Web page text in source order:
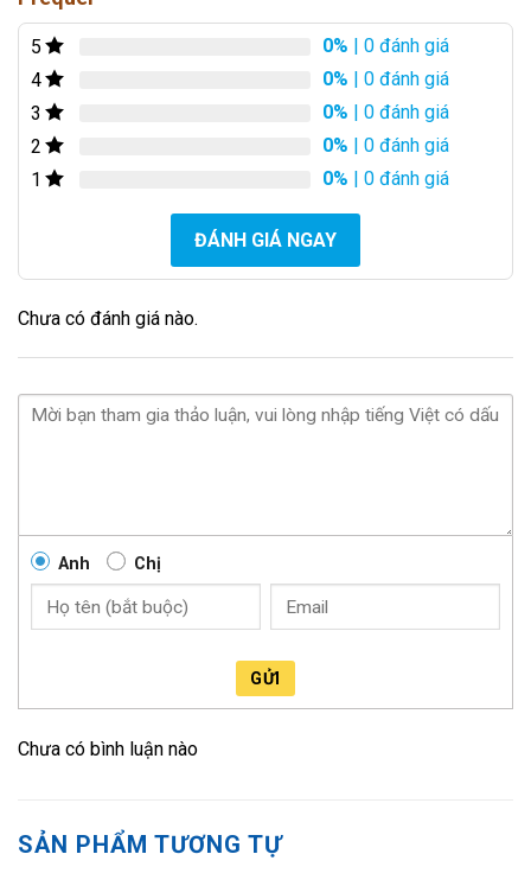
5 0% | 0 đánh giá
4
0% | 0 đánh giá
3
0% | 0 đánh giá
2
0% | 0 đánh giá
1
0% | 0 đánh giá
ĐÁNH GIÁ NGAY
Chưa có đánh giá nào.
Anh Chị
GỬI
Chưa có bình luận nào
SẢN PHẨM TƯƠNG TỰ